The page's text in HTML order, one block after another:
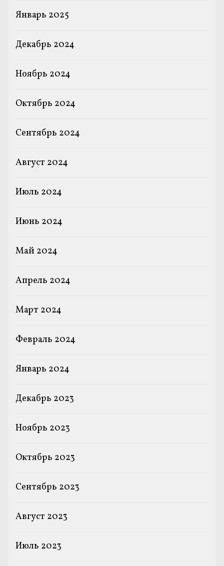
Январь 2025
Декабрь 2024
Ноябрь 2024
Октябрь 2024
Сентябрь 2024
Август 2024
Июль 2024
Июнь 2024
Май 2024
Апрель 2024
Март 2024
Февраль 2024
Январь 2024
Декабрь 2023
Ноябрь 2023
Октябрь 2023
Сентябрь 2023
Август 2023
Июль 2023